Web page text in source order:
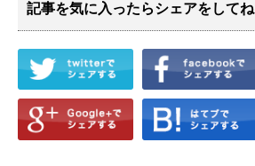
記事を気に入ったらシェアをしてね